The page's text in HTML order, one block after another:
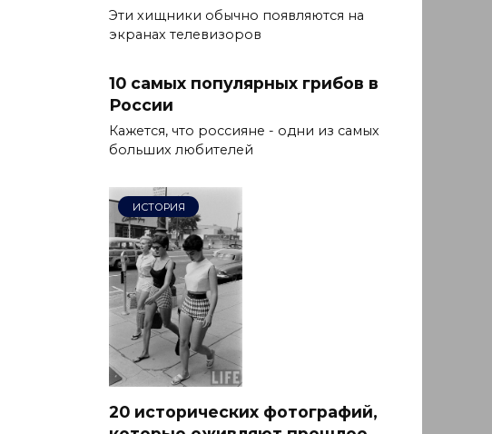
Эти хищники обычно появляются на
экранах телевизоров
10 самых популярных грибов в
России
Кажется, что россияне - одни из самых
больших любителей
ИСТОРИЯ
20 исторических фотографий,